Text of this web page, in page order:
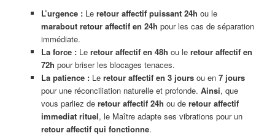
L’urgence :Le retour affectif puissant 24h ou le
marabout retour affectif en 24h pour les cas de séparation
immédiate.
La force :Le retour affectif en 48h ou le retour affectif en
72h pour briser les blocages tenaces.
La patience :Le retour affectif en 3 joursou en 7 jours
pour une réconciliation naturelle et profonde. Ainsi, que
vous parliez de retour affectif 24h ou de retour affectif
immediat rituel, le Maître adapte ses vibrations pour un
retour affectif qui fonctionne.